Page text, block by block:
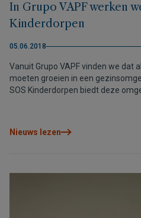
In Grupo VAPF werken
Kinderdorpen
05.06.2018
Vanuit Grupo VAPF vinden we dat
moeten groeien in een
SOS Kinderdorpen biedt deze
Nieuws lezen